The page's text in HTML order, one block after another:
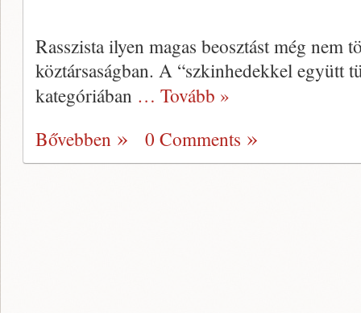
Rasszista ilyen magas beosztást még nem
köztársaságban. A “szkinhedekkel együtt
kategóriában … Tovább »
Bővebben
0 Comments